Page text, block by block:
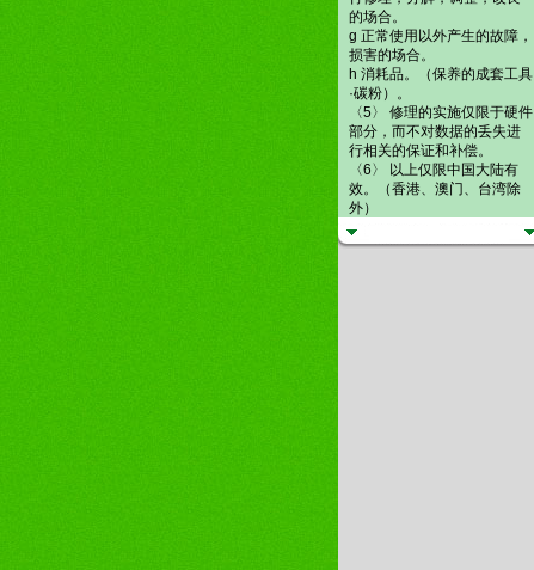
的场合。
g 正常使用以外产生的故障，
损害的场合。
h 消耗品。（保养的成套工具
·碳粉）。
〈5〉 修理的实施仅限于硬件
部分，而不对数据的丢失进
行相关的保证和补偿。
〈6〉 以上仅限中国大陆有
效。（香港、澳门、台湾除
外）